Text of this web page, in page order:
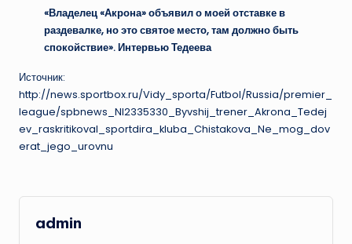
«Владелец «Акрона» объявил о моей отставке в
раздевалке, но это святое место, там должно быть
спокойствие». Интервью Тедеева
Источник:
http://news.sportbox.ru/Vidy_sporta/Futbol/Russia/premier_
league/spbnews_NI2335330_Byvshij_trener_Akrona_Tedej
ev_raskritikoval_sportdira_kluba_Chistakova_Ne_mog_dov
erat_jego_urovnu
admin